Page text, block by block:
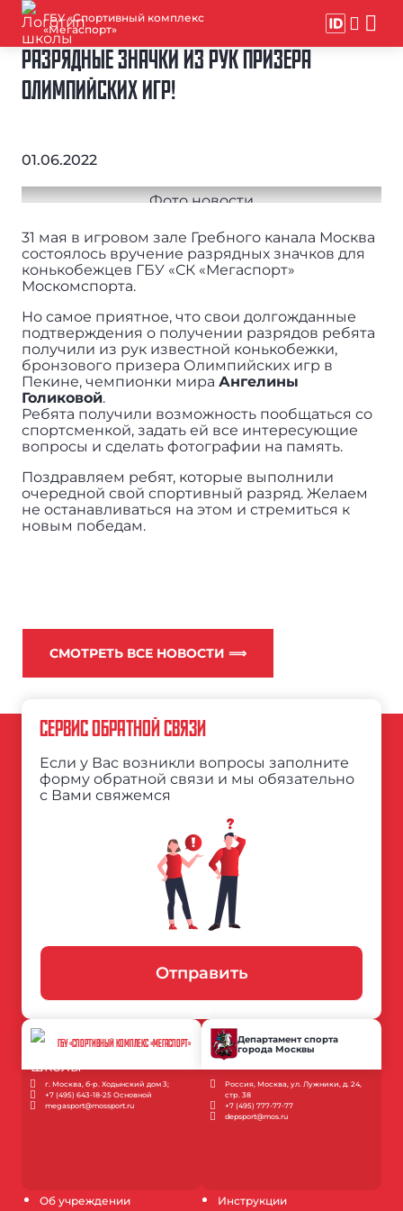
ГБУ «Спортивный комплекс
«Мегаспорт»
РАЗРЯДНЫЕ ЗНАЧКИ ИЗ РУК ПРИЗЕРА
ОЛИМПИЙСКИХ ИГР!
01.06.2022
31 мая в игровом зале Гребного канала Москва
состоялось вручение разрядных значков для
конькобежцев ГБУ «СК «Мегаспорт»
Москомспорта.
Но самое приятное, что свои долгожданные
подтверждения о получении разрядов ребята
получили из рук известной конькобежки,
бронзового призера Олимпийских игр в
Пекине, чемпионки мира Ангелины
Голиковой.
Ребята получили возможность пообщаться со
спортсменкой, задать ей все интересующие
вопросы и сделать фотографии на память.
Поздравляем ребят, которые выполнили
очередной свой спортивный разряд. Желаем
не останавливаться на этом и стремиться к
новым победам.
СМОТРЕТЬ ВСЕ НОВОСТИ ⟹
Об учреждении Инструкции
СЕРВИС ОБРАТНОЙ СВЯЗИ
Если у Вас возникли вопросы заполните
форму обратной связи и мы обязательно
с Вами свяжемся
Отправить
ГБУ «СПОРТИВНЫЙ КОМПЛЕКС «МЕГАСПОРТ»
г. Москва, б-р. Ходынский дом 3;
+7 (495) 643-18-25 Основной
megasport@mossport.ru
Департамент спорта
города Москвы
Россия, Москва, ул. Лужники, д. 24,
стр. 38
+7 (495) 777-77-77
depsport@mos.ru